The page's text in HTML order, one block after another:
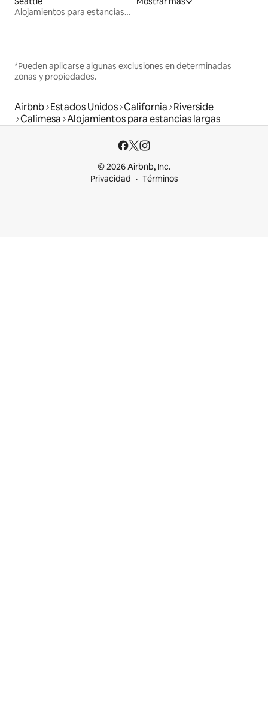
Alojamientos para estancias largas
*Pueden aplicarse algunas exclusiones en determinadas
zonas y propiedades.
Airbnb Estados Unidos California Riverside
Calimesa Alojamientos para estancias largas
© 2026 Airbnb, Inc.
Privacidad
Términos